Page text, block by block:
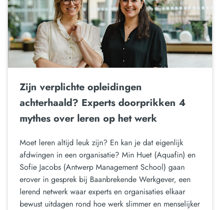
Zijn verplichte opleidingen
achterhaald? Experts doorprikken 4
mythes over leren op het werk
Moet leren altijd leuk zijn? En kan je dat eigenlijk
afdwingen in een organisatie? Min Huet (Aquafin) en
Sofie Jacobs (Antwerp Management School) gaan
erover in gesprek bij Baanbrekende Werkgever, een
lerend netwerk waar experts en organisaties elkaar
bewust uitdagen rond hoe werk slimmer en menselijker